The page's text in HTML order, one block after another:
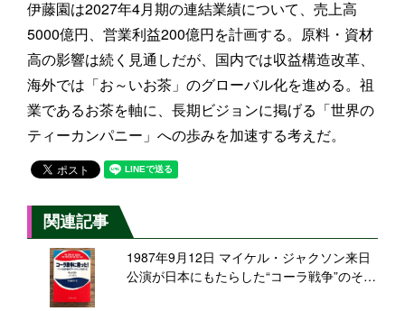
伊藤園は2027年4月期の連結業績について、売上高
5000億円、営業利益200億円を計画する。原料・資材
高の影響は続く見通しだが、国内では収益構造改革、
海外では「お～いお茶」のグローバル化を進める。祖
業であるお茶を軸に、長期ビジョンに掲げる「世界の
ティーカンパニー」への歩みを加速する考えだ。
関連記事
1987年9月12日 マイケル・ジャクソン来日
公演が日本にもたらした“コーラ戦争”のその